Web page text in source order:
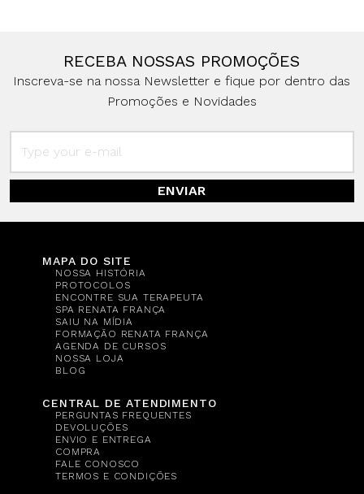
RECEBA NOSSAS PROMOÇÕES
Inscreva-se na nossa Newsletter e fique por dentro das
Promoções e Novidades
ENVIAR
MAPA DO SITE
NOSSA HISTÓRIA
PROTOCOLOS
ENCONTRE SUA TERAPEUTA
SPA RENATA FRANÇA
SAIU NA MÍDIA
FORMAÇÃO RENATA FRANÇA
AGENDA DE CURSOS
NOSSA LOJA
BLOG
CENTRAL DE ATENDIMENTO
PERGUNTAS FREQUENTES
DEVOLUÇÕES
ENVIO E ENTREGA
COMPRA
FALE CONOSCO
TERMOS E CONDIÇÕES